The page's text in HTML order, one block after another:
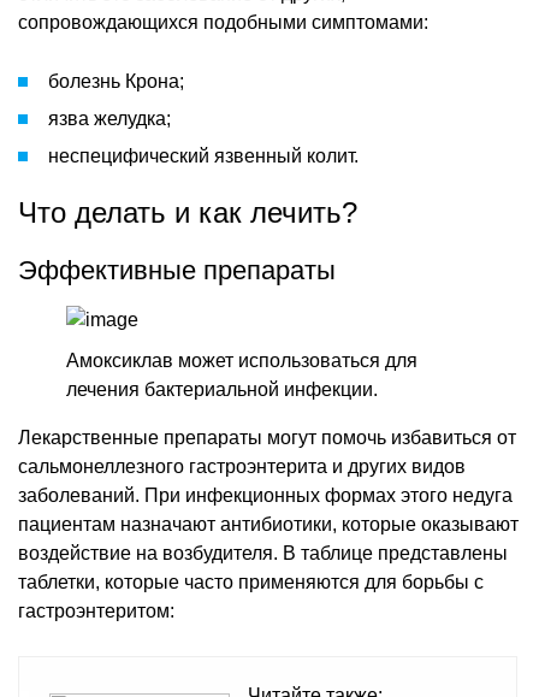
сопровождающихся подобными симптомами:
болезнь Крона;
язва желудка;
неспецифический язвенный колит.
Что делать и как лечить?
Эффективные препараты
Амоксиклав может использоваться для
лечения бактериальной инфекции.
Лекарственные препараты могут помочь избавиться от
сальмонеллезного гастроэнтерита и других видов
заболеваний. При инфекционных формах этого недуга
пациентам назначают антибиотики, которые оказывают
воздействие на возбудителя. В таблице представлены
таблетки, которые часто применяются для борьбы с
гастроэнтеритом: